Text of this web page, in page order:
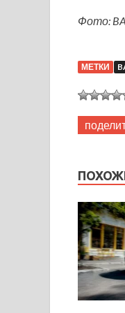
Фото:
МЕТКИ